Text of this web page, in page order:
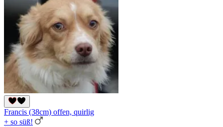
Francis (38cm) offen, quirlig
+ so süß!